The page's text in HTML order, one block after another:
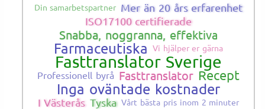
Din samarbetspartner Mer än 20 års erfarenhet
ISO17100 certifierade
Snabba, noggranna, effektiva
Farmaceutiska Vi hjälper er gärna
Fasttranslator Sverige
Professionell byrå Fasttranslator Recept
Inga oväntade kostnader
I Västerås Tyska Vårt bästa pris inom 2 minuter